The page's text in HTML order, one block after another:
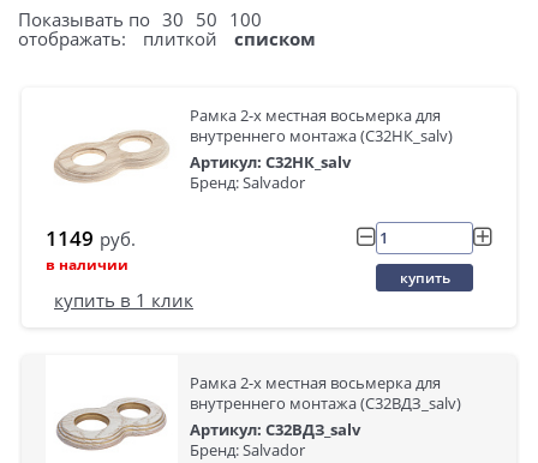
Показывать по 30 50 100
отображать:
плиткой списком
Рамка 2-х местная восьмерка для
внутреннего монтажа (С32НК_salv)
Артикул: С32НК_salv
Бренд: Salvador
1149 руб.
в наличии
купить
купить в 1 клик
Рамка 2-х местная восьмерка для
внутреннего монтажа (С32ВДЗ_salv)
Артикул: С32ВДЗ_salv
Бренд: Salvador